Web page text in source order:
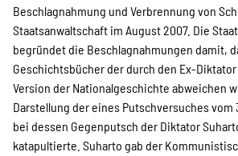
Beschlagnahmung und Verbrennung von
Staatsanwaltschaft im August 2007. Die
begründet die Beschlagnahmungen damit,
Geschichtsbücher der durch den Ex-
Version der Nationalgeschichte abweichen
Darstellung der eines Putschversuches vom
bei dessen Gegenputsch der Diktator
katapultierte. Suharto gab der